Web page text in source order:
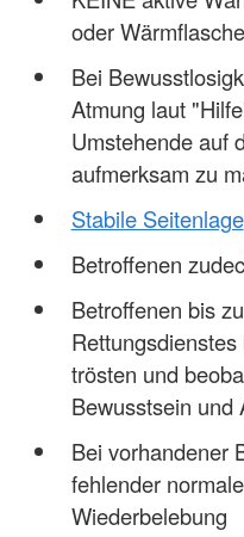
oder
Bei
Atmung laut
Umstehende auf
aufmerksam zu
Stabile Seitenlage
Betroffenen
Betroffenen bis
trösten und
Bewusstsein und
Bei vorhandener
fehlender
Wiederbelebung